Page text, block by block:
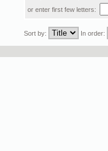
or enter first few letters:
Sort by: In order: